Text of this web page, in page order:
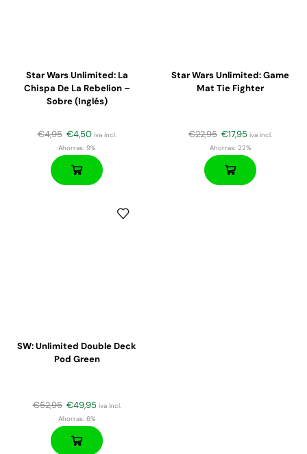
Star Wars Unlimited: La
Chispa De La Rebelion –
Sobre (inglés)
€4,95 €4,50 iva incl.
Ahorras:9%
Star Wars Unlimited: Game
Mat Tie Fighter
€22,95 €17,95 iva incl.
Ahorras:22%
SW: Unlimited Double Deck
Pod Green
€52,95 €49,95 iva incl.
Ahorras:6%